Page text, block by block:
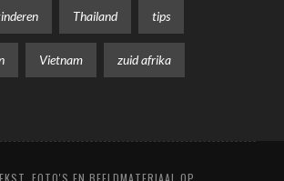
Thailand tips
Vietnam zuid afrika
FOTO'S EN BEELDMATERIAAL OP